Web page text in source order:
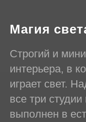
Магия
Строгий и
интерьера, в
играет свет.
все три
выполнен в